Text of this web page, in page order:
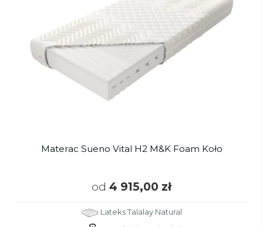
Materac Sueno Vital H2 M&K Foam Koło
od 4 915,00 zł
Lateks Talalay Natural